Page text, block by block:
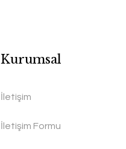
Kurumsal
İletişim
İletişim Formu